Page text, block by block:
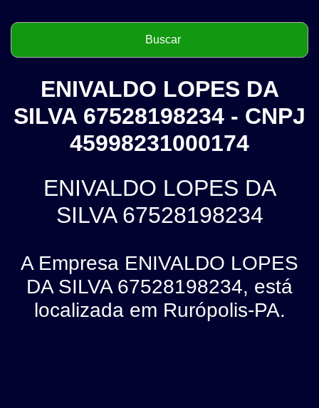
ENIVALDO LOPES DA
SILVA 67528198234 - CNPJ
45998231000174
ENIVALDO LOPES DA
SILVA 67528198234
A Empresa ENIVALDO LOPES
DA SILVA 67528198234, está
localizada em Rurópolis-PA.